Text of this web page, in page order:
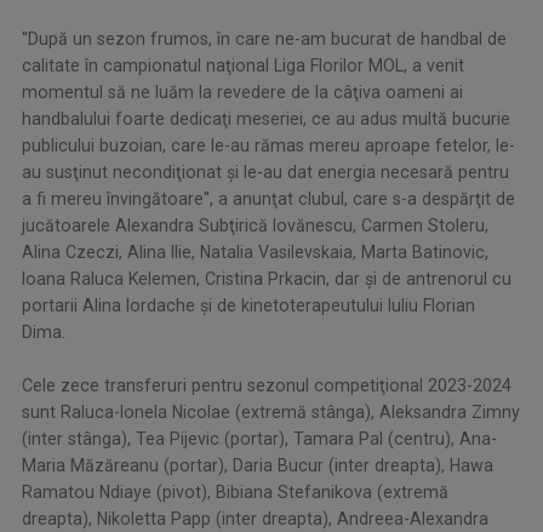
''După un sezon frumos, în care ne-am bucurat de handbal de
calitate în campionatul naţional Liga Florilor MOL, a venit
momentul să ne luăm la revedere de la câţiva oameni ai
handbalului foarte dedicaţi meseriei, ce au adus multă bucurie
publicului buzoian, care le-au rămas mereu aproape fetelor, le-
au susţinut necondiţionat şi le-au dat energia necesară pentru
a fi mereu învingătoare'', a anunţat clubul, care s-a despărţit de
jucătoarele Alexandra Subţirică Iovănescu, Carmen Stoleru,
Alina Czeczi, Alina Ilie, Natalia Vasilevskaia, Marta Batinovic,
Ioana Raluca Kelemen, Cristina Prkacin, dar şi de antrenorul cu
portarii Alina Iordache şi de kinetoterapeutului Iuliu Florian
Dima.
Cele zece transferuri pentru sezonul competiţional 2023-2024
sunt Raluca-Ionela Nicolae (extremă stânga), Aleksandra Zimny
(inter stânga), Tea Pijevic (portar), Tamara Pal (centru), Ana-
Maria Măzăreanu (portar), Daria Bucur (inter dreapta), Hawa
Ramatou Ndiaye (pivot), Bibiana Stefanikova (extremă
dreapta), Nikoletta Papp (inter dreapta), Andreea-Alexandra